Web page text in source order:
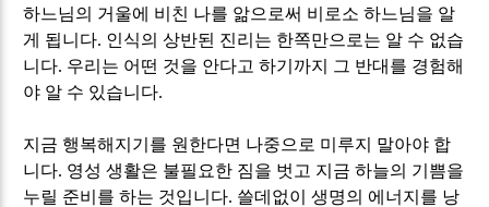
하느님의 거울에 비친 나를 앎으로써 비로소 하느님을 알
게 됩니다. 인식의 상반된 진리는 한쪽만으로는 알 수 없습
니다. 우리는 어떤 것을 안다고 하기까지 그 반대를 경험해
야 알 수 있습니다.
지금 행복해지기를 원한다면 나중으로 미루지 말아야 합
니다. 영성 생활은 불필요한 짐을 벗고 지금 하늘의 기쁨을
누릴 준비를 하는 것입니다. 쓸데없이 생명의 에너지를 낭